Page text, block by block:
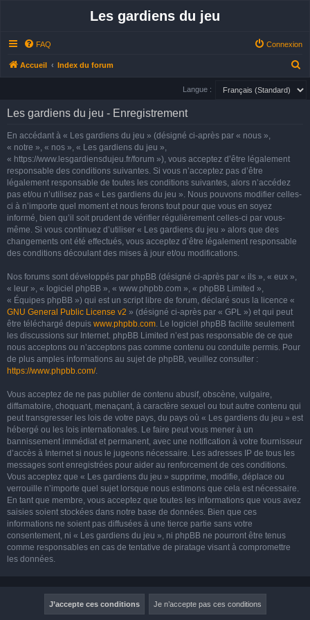
Les gardiens du jeu
FAQ Connexion
Accueil Index du forum
Langue :
Les gardiens du jeu - Enregistrement
En accédant à « Les gardiens du jeu » (désigné ci-après par « nous »,
« notre », « nos », « Les gardiens du jeu »,
« https://www.lesgardiensdujeu.fr/forum »), vous acceptez d’être légalement
responsable des conditions suivantes. Si vous n’acceptez pas d’être
légalement responsable de toutes les conditions suivantes, alors n’accédez
pas et/ou n’utilisez pas « Les gardiens du jeu ». Nous pouvons modifier celles-
ci à n’importe quel moment et nous ferons tout pour que vous en soyez
informé, bien qu’il soit prudent de vérifier régulièrement celles-ci par vous-
même. Si vous continuez d’utiliser « Les gardiens du jeu » alors que des
changements ont été effectués, vous acceptez d’être légalement responsable
des conditions découlant des mises à jour et/ou modifications.
Nos forums sont développés par phpBB (désigné ci-après par « ils », « eux »,
« leur », « logiciel phpBB », « www.phpbb.com », « phpBB Limited »,
« Équipes phpBB ») qui est un script libre de forum, déclaré sous la licence «
GNU General Public License v2 » (désigné ci-après par « GPL ») et qui peut
être téléchargé depuis www.phpbb.com. Le logiciel phpBB facilite seulement
les discussions sur Internet. phpBB Limited n’est pas responsable de ce que
nous acceptons ou n’acceptons pas comme contenu ou conduite permis. Pour
de plus amples informations au sujet de phpBB, veuillez consulter :
https://www.phpbb.com/.
Vous acceptez de ne pas publier de contenu abusif, obscène, vulgaire,
diffamatoire, choquant, menaçant, à caractère sexuel ou tout autre contenu qui
peut transgresser les lois de votre pays, du pays où « Les gardiens du jeu » est
hébergé ou les lois internationales. Le faire peut vous mener à un
bannissement immédiat et permanent, avec une notification à votre fournisseur
d’accès à Internet si nous le jugeons nécessaire. Les adresses IP de tous les
messages sont enregistrées pour aider au renforcement de ces conditions.
Vous acceptez que « Les gardiens du jeu » supprime, modifie, déplace ou
verrouille n’importe quel sujet lorsque nous estimons que cela est nécessaire.
En tant que membre, vous acceptez que toutes les informations que vous avez
saisies soient stockées dans notre base de données. Bien que ces
informations ne soient pas diffusées à une tierce partie sans votre
consentement, ni « Les gardiens du jeu », ni phpBB ne pourront être tenus
comme responsables en cas de tentative de piratage visant à compromettre
les données.